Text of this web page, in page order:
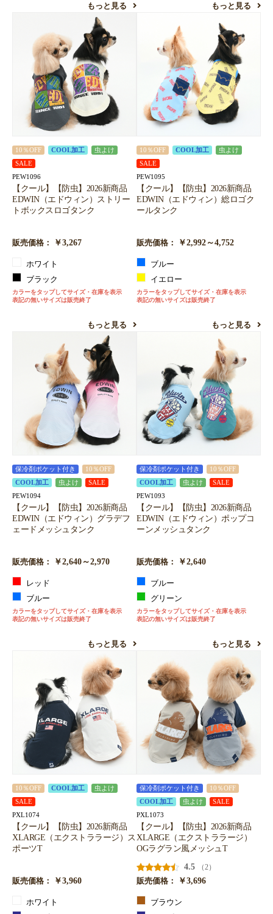
もっと見る もっと見る
10％OFF COOL加工
虫よけ
SALE
PEW1096
【クール】【防虫】2026新商品
EDWIN（エドウィン）ストリー
トボックスロゴタンク
販売価格： ￥3,267
ホワイト
ブラック
カラーをタップしてサイズ・在庫を表示
表記の無いサイズは販売終了
もっと見る
10％OFF COOL加工
虫よけ
SALE
PEW1095
【クール】【防虫】2026新商品
EDWIN（エドウィン）総ロゴク
ールタンク
販売価格： ￥2,992～4,752
ブルー
イエロー
カラーをタップしてサイズ・在庫を表示
表記の無いサイズは販売終了
もっと見る
保冷剤ポケット付き
10％OFF
COOL加工
虫よけ SALE
PEW1094
【クール】【防虫】2026新商品
EDWIN（エドウィン）グラデフ
ェードメッシュタンク
販売価格： ￥2,640～2,970
レッド
ブルー
カラーをタップしてサイズ・在庫を表示
表記の無いサイズは販売終了
もっと見る
保冷剤ポケット付き
10％OFF
COOL加工
虫よけ SALE
PEW1093
【クール】【防虫】2026新商品
EDWIN（エドウィン）ポップコ
ーンメッシュタンク
販売価格： ￥2,640
ブルー
グリーン
カラーをタップしてサイズ・在庫を表示
表記の無いサイズは販売終了
もっと見る
10％OFF COOL加工
虫よけ
SALE
PXL1074
【クール】【防虫】2026新商品
XLARGE（エクストララージ）ス
ポーツT
販売価格： ￥3,960
ホワイト
保冷剤ポケット付き
10％OFF
COOL加工
虫よけ SALE
PXL1073
【クール】【防虫】2026新商品
XLARGE（エクストララージ）
OGラグラン風メッシュT
4.5
（2）
販売価格：
￥3,696
ブラウン